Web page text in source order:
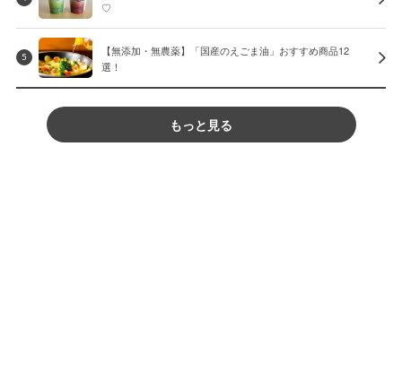
♡
5
【無添加・無農薬】「国産のえごま油」おすすめ商品12
選！
もっと見る